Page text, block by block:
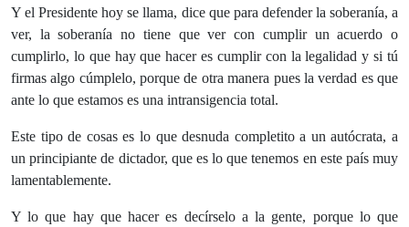
Y el Presidente hoy se llama, dice que para defender la soberanía, a
ver, la soberanía no tiene que ver con cumplir un acuerdo o
cumplirlo, lo que hay que hacer es cumplir con la legalidad y si tú
firmas algo cúmplelo, porque de otra manera pues la verdad es que
ante lo que estamos es una intransigencia total.
Este tipo de cosas es lo que desnuda completito a un autócrata, a
un principiante de dictador, que es lo que tenemos en este país muy
lamentablemente.
Y lo que hay que hacer es decírselo a la gente, porque lo que